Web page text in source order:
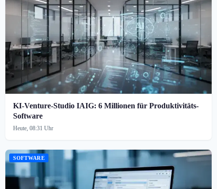
KI-Venture-Studio IAIG: 6 Millionen für Produktivitäts-
Software
Heute, 08:31 Uhr
SOFTWARE